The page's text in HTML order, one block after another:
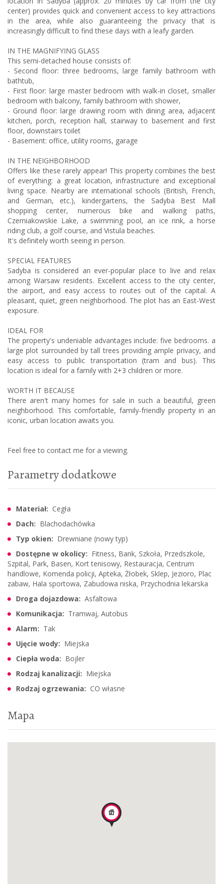
center) provides quick and convenient access to key attractions
in the area, while also guaranteeing the privacy that is
increasingly difficult to find these days with a leafy garden.
IN THE MAGNIFYING GLASS
This semi-detached house consists of:
- Second floor: three bedrooms, large family bathroom with
bathtub,
- First floor: large master bedroom with walk-in closet, smaller
bedroom with balcony, family bathroom with shower,
- Ground floor: large drawing room with dining area, adjacent
kitchen, porch, reception hall, stairway to basement and first
floor, downstairs toilet
- Basement: office, utility rooms, garage
IN THE NEIGHBORHOOD
Offers like these rarely appear! This property combines the best
of everything: a great location, infrastructure and exceptional
living space. Nearby are international schools (British, French,
and German, etc.), kindergartens, the Sadyba Best Mall
shopping center, numerous bike and walking paths,
Czerniakowskie Lake, a swimming pool, an ice rink, a horse
riding club, a golf course, and Vistula beaches.
It's definitely worth seeing in person.
SPECIAL FEATURES
Sadyba is considered an ever-popular place to live and relax
among Warsaw residents. Excellent access to the city center,
the airport, and easy access to routes out of the capital. A
pleasant, quiet, green neighborhood. The plot has an East-West
exposure.
IDEAL FOR
The property's undeniable advantages include: five bedrooms. a
large plot surrounded by tall trees providing ample privacy, and
easy access to public transportation (tram and bus). This
location is ideal for a family with 2+3 children or more.
WORTH IT BECAUSE
There aren't many homes for sale in such a beautiful, green
neighborhood. This comfortable, family-friendly property in an
iconic, urban location awaits you.
Feel free to contact me for a viewing.
Parametry dodatkowe
Materiał: Cegła
Dach: Blachodachówka
Typ okien: Drewniane (nowy typ)
Dostępne w okolicy: Fitness, Bank, Szkoła, Przedszkole,
Szpital, Park, Basen, Kort tenisowy, Restauracja, Centrum
handlowe, Komenda policji, Apteka, Żłobek, Sklep, Jezioro, Plac
zabaw, Hala sportowa, Zabudowa niska, Przychodnia lekarska
Droga dojazdowa: Asfaltowa
Komunikacja: Tramwaj, Autobus
Alarm: Tak
Ujęcie wody: Miejska
Ciepła woda: Bojler
Rodzaj kanalizacji: Miejska
Rodzaj ogrzewania: CO własne
Mapa